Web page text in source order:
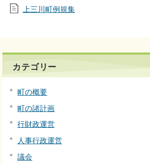
上三川町例規集
カテゴリー
町の概要
町の諸計画
行財政運営
人事行政運営
議会